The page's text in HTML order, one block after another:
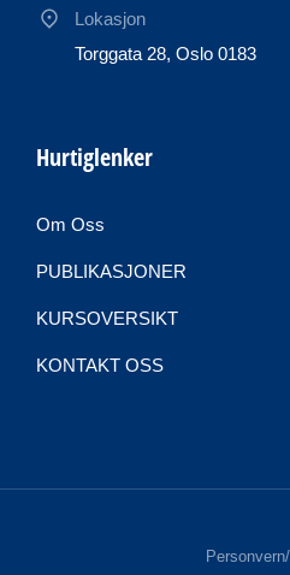
Lokasjon
Torggata 28, Oslo 0183
Hurtiglenker
Om Oss
PUBLIKASJONER
KURSOVERSIKT
KONTAKT OSS